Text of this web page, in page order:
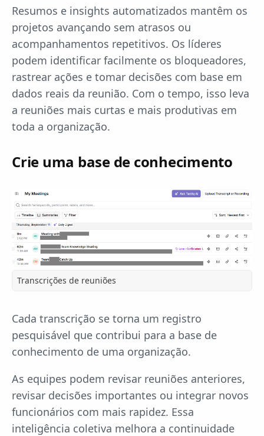
Resumos e insights automatizados mantêm os
projetos avançando sem atrasos ou
acompanhamentos repetitivos. Os líderes
podem identificar facilmente os bloqueadores,
rastrear ações e tomar decisões com base em
dados reais da reunião. Com o tempo, isso leva
a reuniões mais curtas e mais produtivas em
toda a organização.
Crie uma base de conhecimento
Transcrições de reuniões
Cada transcrição se torna um registro
pesquisável que contribui para a base de
conhecimento de uma organização.
As equipes podem revisar reuniões anteriores,
revisar decisões importantes ou integrar novos
funcionários com mais rapidez. Essa
inteligência coletiva melhora a continuidade